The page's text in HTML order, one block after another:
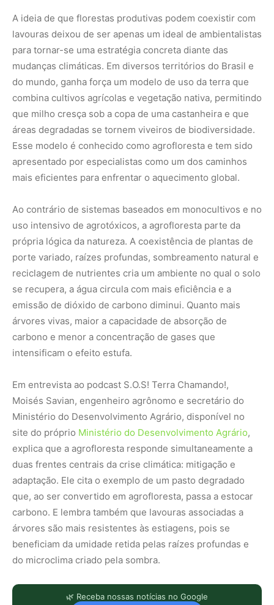
A ideia de que florestas produtivas podem coexistir com
lavouras deixou de ser apenas um ideal de ambientalistas
para tornar-se uma estratégia concreta diante das
mudanças climáticas. Em diversos territórios do Brasil e
do mundo, ganha força um modelo de uso da terra que
combina cultivos agrícolas e vegetação nativa, permitindo
que milho cresça sob a copa de uma castanheira e que
áreas degradadas se tornem viveiros de biodiversidade.
Esse modelo é conhecido como agrofloresta e tem sido
apresentado por especialistas como um dos caminhos
mais eficientes para enfrentar o aquecimento global.
Ao contrário de sistemas baseados em monocultivos e no
uso intensivo de agrotóxicos, a agrofloresta parte da
própria lógica da natureza. A coexistência de plantas de
porte variado, raízes profundas, sombreamento natural e
reciclagem de nutrientes cria um ambiente no qual o solo
se recupera, a água circula com mais eficiência e a
emissão de dióxido de carbono diminui. Quanto mais
árvores vivas, maior a capacidade de absorção de
carbono e menor a concentração de gases que
intensificam o efeito estufa.
Em entrevista ao podcast S.O.S! Terra Chamando!,
Moisés Savian, engenheiro agrônomo e secretário do
Ministério do Desenvolvimento Agrário, disponível no
site do próprio Ministério do Desenvolvimento Agrário,
explica que a agrofloresta responde simultaneamente a
duas frentes centrais da crise climática: mitigação e
adaptação. Ele cita o exemplo de um pasto degradado
que, ao ser convertido em agrofloresta, passa a estocar
carbono. E lembra também que lavouras associadas a
árvores são mais resistentes às estiagens, pois se
beneficiam da umidade retida pelas raízes profundas e
do microclima criado pela sombra.
🌿 Receba nossas notícias no Google